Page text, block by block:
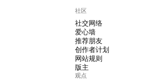
社区
社交网络
爱心墙
推荐朋友
创作者计划
网站规则
版主
观点